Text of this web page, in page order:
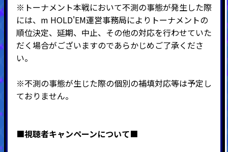
※トーナメント本戦において不測の事態が発生した際
には、m HOLD'EM運営事務局によりトーナメントの
順位決定、延期、中止、その他の対応を行わせていた
だく場合がございますのであらかじめご了承くださ
い。
※不測の事態が生じた際の個別の補填対応等は予定し
ておりません。
■視聴者キャンペーンについて■